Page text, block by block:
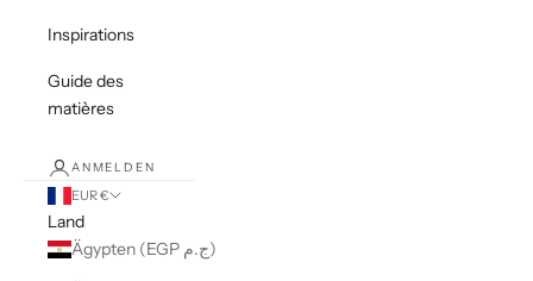
Inspirations
Guide des
matières
ANMELDEN
EUR €
Land
Ägypten (EGP ج.م)